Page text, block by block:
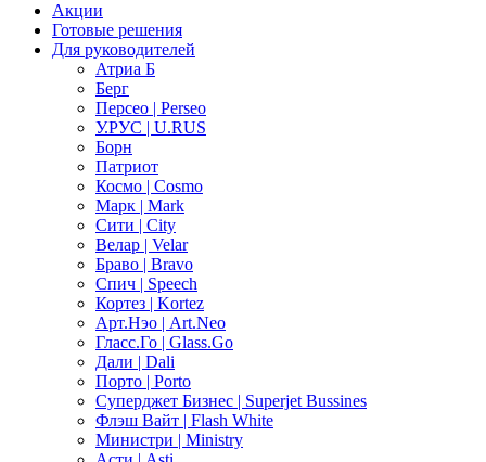
Акции
Готовые решения
Для руководителей
Атриа Б
Берг
Персео | Perseo
У.РУС | U.RUS
Борн
Патриот
Космо | Cosmo
Марк | Mark
Сити | City
Велар | Velar
Браво | Bravo
Спич | Speech
Кортез | Kortez
Арт.Нэо | Art.Neo
Гласс.Го | Glass.Go
Дали | Dali
Порто | Porto
Суперджет Бизнес | Superjet Bussines
Флэш Вайт | Flash White
Министри | Ministry